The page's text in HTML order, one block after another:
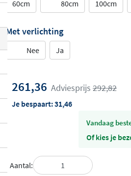
60cm 80cm 100cm
Met verlichting
Nee Ja
261,36 Adviesprijs 292,82
Je bespaart:31,46
vandaag
Of kies je
Aantal: